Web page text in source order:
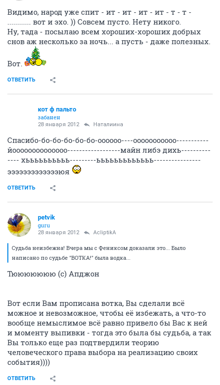
Видимо, народ уже спит - ит - ит - ит - ит - т - т -
............ вот и эхо. )) Совсем пусто. Нету никого.
Ну, тада - посылаю всем хороших-хороших добрых
снов аж несколько за ночь... а пусть - даже полезных.
Вот.
ОТВЕТИТЬ
кот ф пальто
забанен
28 января 2012 Наталиина
Спасибо-бо-бо-бо-бо-бо-оооооо----ооооооооооо-----------
йоооооооооооооо------------------майн либэ дихь----------
---- хьььььььььь---------ььььььььььььь----------------
эээээээээээээюя
ОТВЕТИТЬ
petvik
guru
28 января 2012 AcliptikA
Судьба неизбежна! Вчера мы с Фениксом доказали это... Было
написано по судьбе "ВОТКА!" была водка...
Тююююююю (с) Апджон
Вот если Вам прописана вотка, Вы сделали всё
можное и невозможное, чтобы её избежать, а что-то
вообще немыслимое всё равно привело бы Вас к ней
и моменту выпивки - тогда это была бы судьба, а так
Вы только еще раз подтвердили теорию
человеческого права выбора на реализацию своих
события))))
ОТВЕТИТЬ